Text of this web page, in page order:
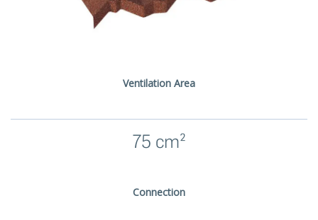
Ventilation Area
75 cm²
Connection